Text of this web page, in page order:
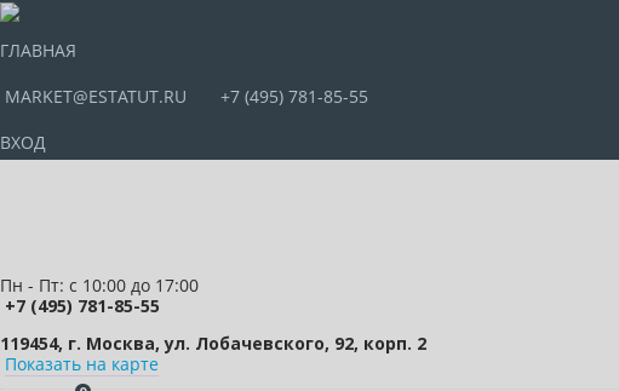
ГЛАВНАЯ
MARKET@ESTATUT.RU
+7 (495) 781-85-55
ВХОД
Пн - Пт: с 10:00 до 17:00
+7 (495) 781-85-55
119454, г. Москва, ул. Лобачевского, 92, корп. 2
Показать на карте